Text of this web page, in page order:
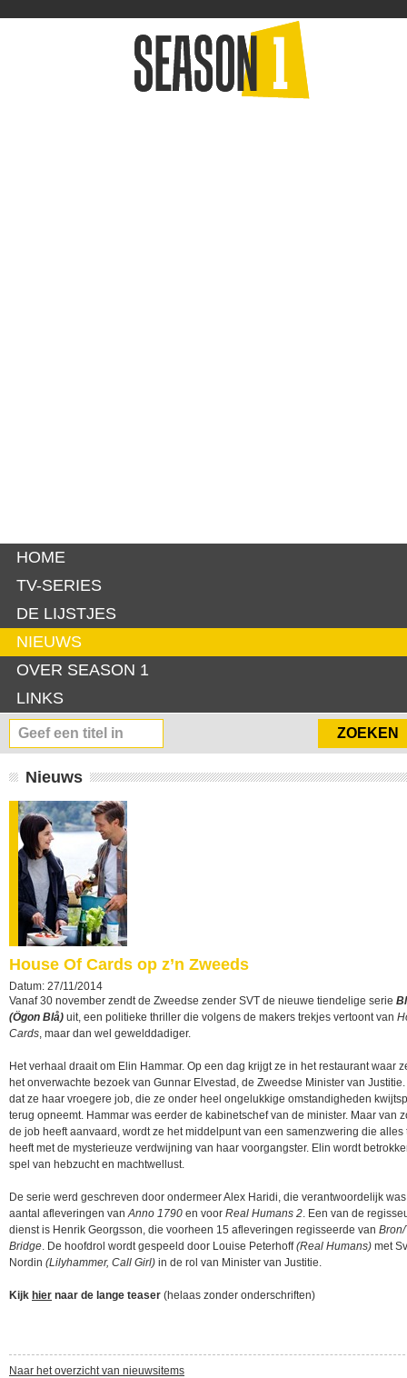
HOME
TV-SERIES
DE LIJSTJES
NIEUWS
OVER SEASON 1
LINKS
Nieuws
House Of Cards op z’n Zweeds
Datum: 27/11/2014
Vanaf 30 november zendt de Zweedse zender SVT de nieuwe tiendelige serie
(Ögon Blå) uit, een politieke thriller die volgens de makers trekjes vertoont van
Cards, maar dan wel gewelddadiger.
Het verhaal draait om Elin Hammar. Op een dag krijgt ze in het restaurant waar
het onverwachte bezoek van Gunnar Elvestad, de Zweedse Minister van
dat ze haar vroegere job, die ze onder heel ongelukkige omstandigheden
terug opneemt. Hammar was eerder de kabinetschef van de minister. Maar van
de job heeft aanvaard, wordt ze het middelpunt van een samenzwering die alles
heeft met de mysterieuze verdwijning van haar voorgangster. Elin wordt
spel van hebzucht en machtwellust.
De serie werd geschreven door ondermeer Alex Haridi, die verantwoordelijk
aantal afleveringen vanAnno 1790 en voor Real Humans 2. Een van de
dienst is Henrik Georgsson, die voorheen 15 afleveringen regisseerde van
Bridge. De hoofdrol wordt gespeeld door Louise Peterhoff(Real Humans) met
Nordin (Lilyhammer, Call Girl) in de rol van Minister van Justitie.
Kijk hier naar de lange teaser (helaas zonder onderschriften)
Naar het overzicht van nieuwsitems